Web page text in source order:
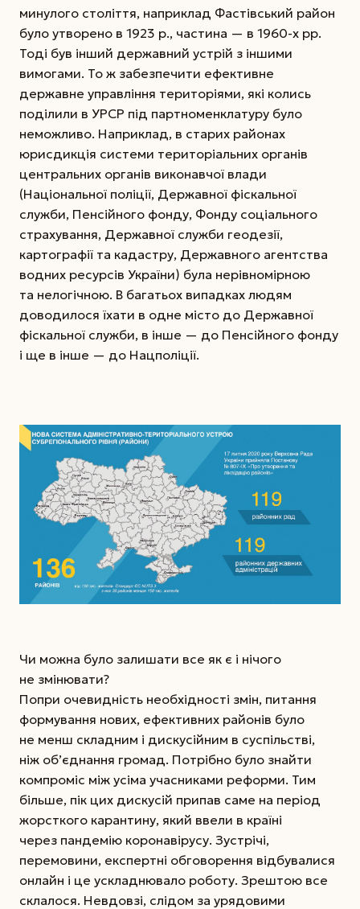
минулого століття, наприклад Фастівський район
було утворено в 1923 р., частина — в 1960-х рр.
Тоді був інший державний устрій з іншими
вимогами. То ж забезпечити ефективне
державне управління територіями, які колись
поділили в УРСР під партноменклатуру було
неможливо. Наприклад, в старих районах
юрисдикція системи територіальних органів
центральних органів виконавчої влади
(Національної поліції, Державної фіскальної
служби, Пенсійного фонду, Фонду соціального
страхування, Державної служби гео­дезії,
картографії та кадастру, Державного агентства
водних ресурсів України) була нерівномірною
та нелогічною. В багатьох випадках людям
доводилося їхати в одне місто до Державної
фіскальної служби, в інше — до Пенсійного фонду
і ще в інше — до Нацполіції.
Чи можна було залишати все як є і нічого
не змінювати?
Попри очевидність необхідності змін, питання
формування нових, ефективних районів було
не менш складним і дискусійним в суспільстві,
ніж об’єднання громад. Потрібно було знайти
компроміс між усіма учасниками реформи. Тим
більше, пік цих дискусій припав саме на період
жорсткого карантину, який ввели в країні
через пандемію коронавірусу. Зустрічі,
перемовини, експертні обговорення відбувалися
онлайн і це ускладнювало роботу. Зрештою все
склалося. Невдовзі, слідом за урядовими